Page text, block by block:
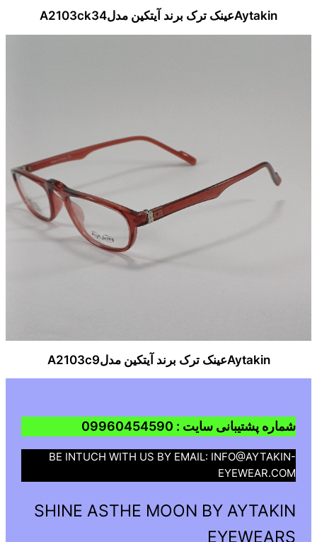
Aytakinعینک ترک برند آیتکین مدلA2103ck34
Aytakinعینک ترک برند آیتکین مدلA2103c9
شماره پشتیبانی سایت : 09960454590
BE INTUCH WITH US BY EMAIL: INFO@AYTAKIN-
EYEWEAR.COM
SHINE ASTHE MOON BY AYTAKIN
EYEWEARS